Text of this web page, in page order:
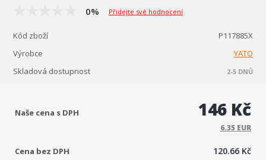
0% Přidejte své hodnocení
Kód zboží
P117885X
Výrobce
YATO
Skladová dostupnost
2-5 DNŮ
Naše cena s DPH 146 Kč
6.35 EUR
Cena bez DPH 120.66 Kč